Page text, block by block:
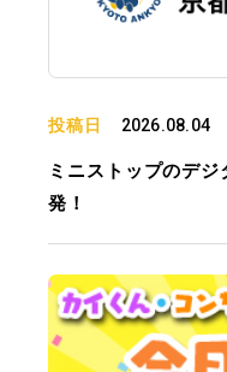
投稿日 2026.08.04
ミニストップのデ
発！